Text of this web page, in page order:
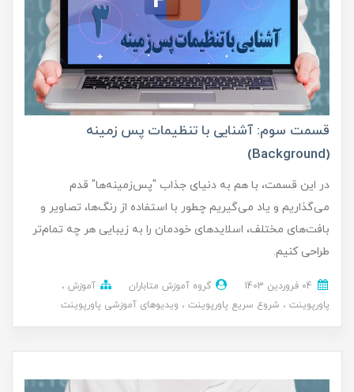
قسمت سوم: آشنایی با تنظیمات پس زمینه
(Background)
در این قسمت، با هم به دنیای جذاب "پس‌زمینه‌ها" قدم
می‌گذاریم و یاد می‌گیریم چطور با استفاده از رنگ‌ها، تصاویر و
بافت‌های مختلف، اسلایدهای خودمان را به زیبایی هر چه تمام‌تر
طراحی کنیم.
گروه آموزش متاباران
آموزش
پاورپوینت
شروع سریع پاورپوینت ویدیوهای آموزشی پاورپوینت